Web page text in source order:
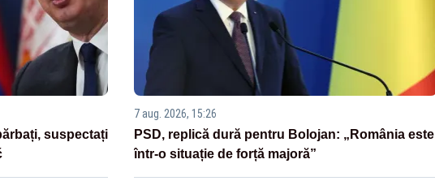
suspectați
7 aug. 2026, 15:26
PSD, replică dură pentru Bolojan: „România este
într-o situație de forță majoră”